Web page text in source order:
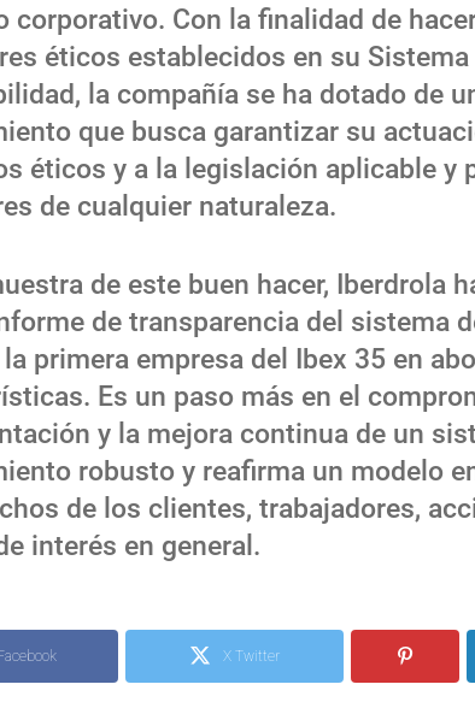
corporativo. Con la finalidad de
éticos establecidos en su
la compañía se ha dotado de
que busca garantizar su
éticos y a la legislación aplicable y
de cualquier naturaleza.
de este buen hacer, Iberdrola
de transparencia del sistema
primera empresa del Ibex 35 en
Es un paso más en el
y la mejora continua de un
robusto y reafirma un modelo
de los clientes, trabajadores,
interés en general.
X Twitter